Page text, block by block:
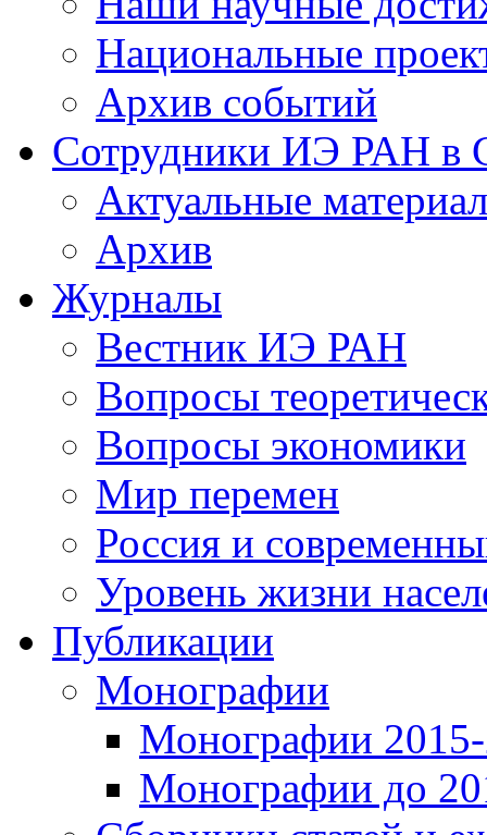
Национальные
Архив событий
Сотрудники ИЭ РАН
Актуальные
Архив
Журналы
Вестник ИЭ РАН
Вопросы
Вопросы экономики
Мир перемен
Россия и
Уровень жизни
Публикации
Монографии
Монографии 2015-
Монографии до